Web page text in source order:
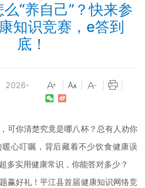
“养自己”？快来参
知识竞赛，e答到
底！
2026-
你清楚究竟是哪八杯？总有人劝你
心叮嘱，背后藏着不少饮食健康误
多实用健康常识，你能答对多少？
好礼！平江县首届健康知识网络竞